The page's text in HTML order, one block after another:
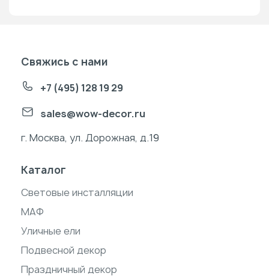
Свяжись с нами
+7 (495) 128 19 29
sales@wow-decor.ru
г. Москва, ул. Дорожная, д.19
Каталог
Световые инсталляции
МАФ
Уличные ели
Подвесной декор
Праздничный декор